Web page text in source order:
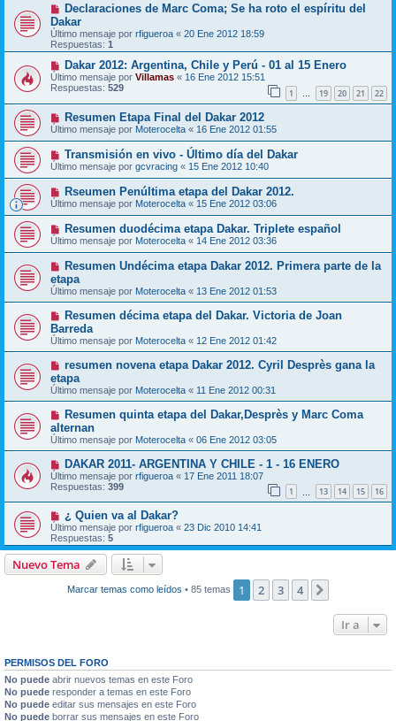
Declaraciones de Marc Coma; Se ha roto el espíritu del
Dakar
Último mensaje por rfigueroa « 20 Ene 2012 18:59
Respuestas: 1
Dakar 2012: Argentina, Chile y Perú - 01 al 15 Enero
Último mensaje por Villamas « 16 Ene 2012 15:51
Respuestas: 529 1 … 19 20 21 22
Resumen Etapa Final del Dakar 2012
Último mensaje por Moterocelta « 16 Ene 2012 01:55
Transmisión en vivo - Último día del Dakar
Último mensaje por gcvracing « 15 Ene 2012 10:40
Rseumen Penúltima etapa del Dakar 2012.
Último mensaje por Moterocelta « 15 Ene 2012 03:06
Resumen duodécima etapa Dakar. Triplete español
Último mensaje por Moterocelta « 14 Ene 2012 03:36
Resumen Undécima etapa Dakar 2012. Primera parte de la
etapa
Último mensaje por Moterocelta « 13 Ene 2012 01:53
Resumen décima etapa del Dakar. Victoria de Joan
Barreda
Último mensaje por Moterocelta « 12 Ene 2012 01:42
resumen novena etapa Dakar 2012. Cyril Desprès gana la
etapa
Último mensaje por Moterocelta « 11 Ene 2012 00:31
Resumen quinta etapa del Dakar,Desprès y Marc Coma
alternan
Último mensaje por Moterocelta « 06 Ene 2012 03:05
DAKAR 2011- ARGENTINA Y CHILE - 1 - 16 ENERO
Último mensaje por rfigueroa « 17 Ene 2011 18:07
Respuestas: 399 1 13 14 15 16
¿ Quien va al Dakar?
Último mensaje por rfigueroa « 23 Dic 2010 14:41
Respuestas: 5
Nuevo Tema
Marcar temas como leídos • 85 temas 1 2 3 4
Ir a
PERMISOS DEL FORO
No puede abrir nuevos temas en este Foro
No puede responder a temas en este Foro
No puede editar sus mensajes en este Foro
No puede borrar sus mensajes en este Foro